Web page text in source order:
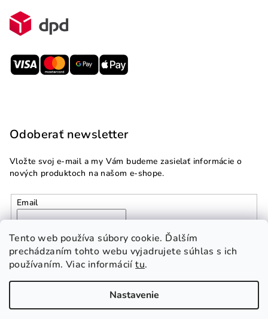
Tento web používa súbory cookie. Ďalším
prechádzaním tohto webu vyjadrujete súhlas s ich
používaním. Viac informáciítu.
Nastavenie
Odoberať newsletter
Vložte svoj e-mail a my Vám budeme zasielať informácie o
nových produktoch na našom e-shope.
Email
podmienkami ochrany
osobných údajov